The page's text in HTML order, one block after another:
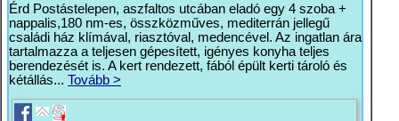
Érd Postástelepen, aszfaltos utcában eladó egy 4 szoba +
nappalis,180 nm-es, összközműves, mediterrán jellegű
családi ház klímával, riasztóval, medencével. Az ingatlan ára
tartalmazza a teljesen gépesített, igényes konyha teljes
berendezését is. A kert rendezett, fából épült kerti tároló és
kétállás... Tovább >